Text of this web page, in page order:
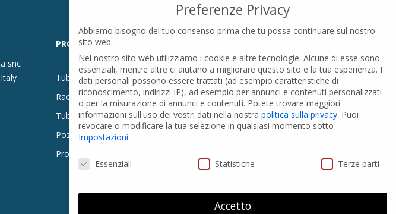
snc
PRODOTTI
Tubi PVC
Raccordi PVC
Tubi e Raccordi in PVC-A
Pozzi Artesiani
Prodotti speciali
Privacy Policy
Cookies Policy
GDPR Personal data
Modifica impostazione Cookies
Preferenze Privacy
Abbiamo bisogno del tuo consenso prima che tu possa continuare sul nostro
sito web.
Nel nostro sito web utilizziamo i cookie e altre tecnologie. Alcune di esse sono
essenziali, mentre altre ci aiutano a migliorare questo sito e la tua esperienza. I
dati personali possono essere trattati (ad esempio caratteristiche di
riconoscimento, indirizzi IP), ad esempio per annunci e contenuti personalizzati
o per la misurazione di annunci e contenuti. Potete trovare maggiori
informazioni sull'uso dei vostri dati nella nostra politica sulla privacy. Puoi
revocare o modificare la tua selezione in qualsiasi momento sotto
Impostazioni.
Preferenze Privacy
Essenziali Statistiche Terze parti
Accetto